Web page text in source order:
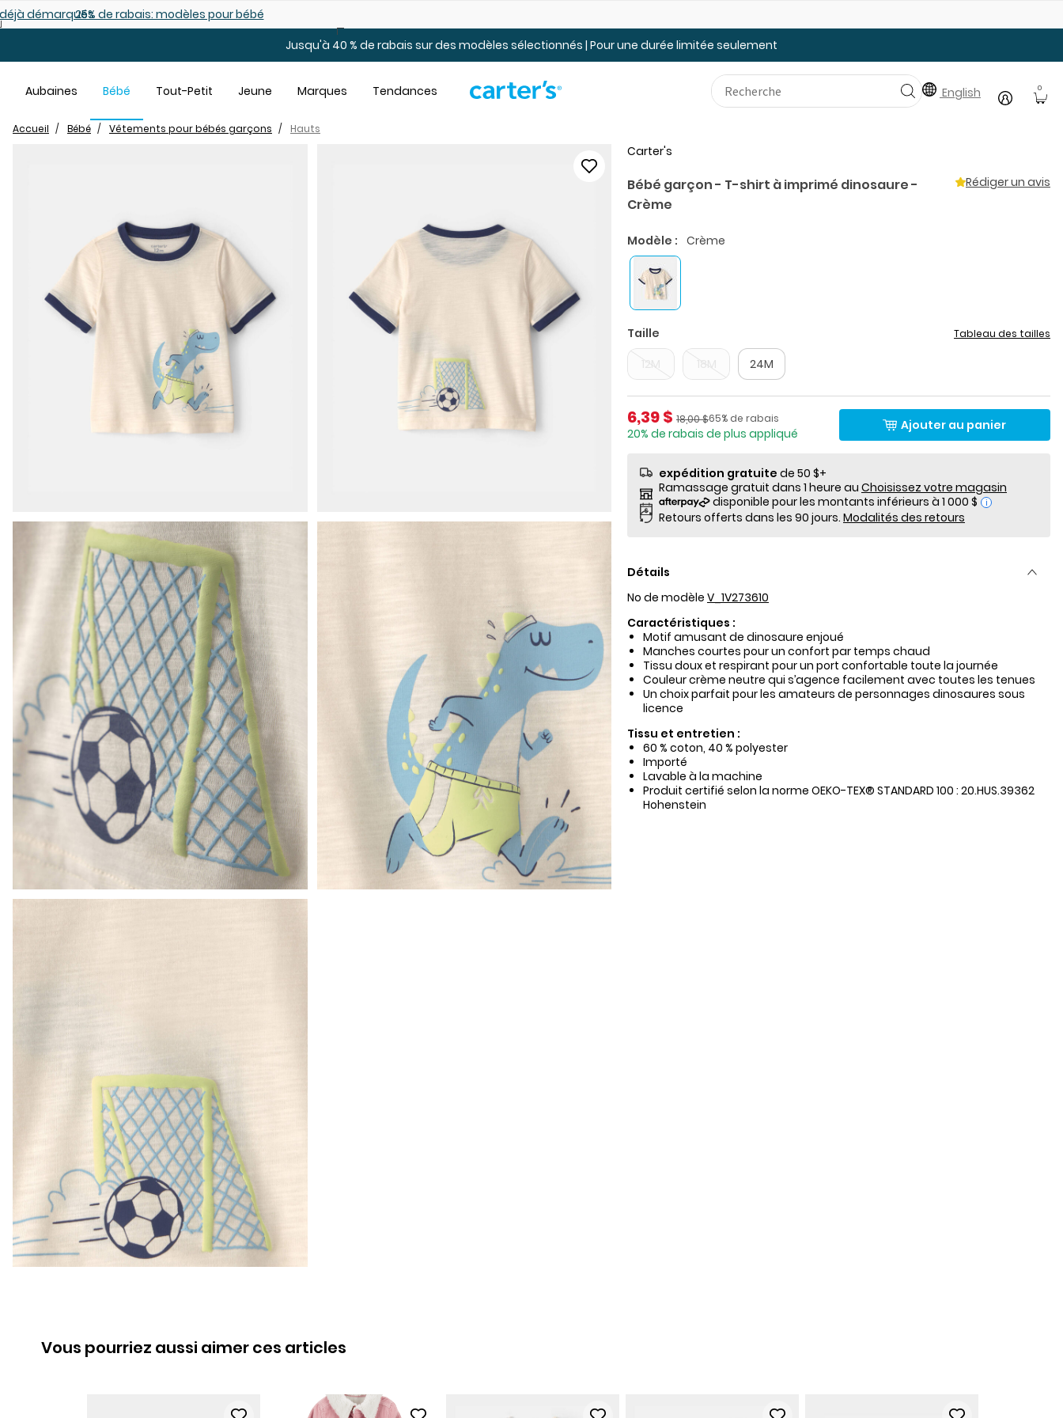
démarqués25% de rabais: modèles pour bébé
Jusqu'à 40 % de rabais sur des modèles sélectionnés | Pour une durée limitée seulement
Aubaines Bébé Tout-Petit Jeune Marques Tendances English 0
Accueil Bébé Vêtements pour bébés garçons Hauts
Carter's
Bébé garçon - T-shirt à imprimé dinosaure -
Crème
Rédiger un avis
Modèle : Crème
Taille Tableau des tailles
24M
Prix de solde
6,39 $ Pourcentage de rabais
65% de rabais
Prix ​​de détail suggéré par le fabricant
18,00 $
20% de rabais de plus appliqué
Ajouter au panier
expédition gratuite de 50 $+
Ramassage gratuit dans 1 heure au Choisissez votre magasin
i
Retours offerts dans les 90 jours. Modalités des retours
Détails
No de modèle V_1V273610
Caractéristiques :
Motif amusant de dinosaure enjoué
Manches courtes pour un confort par temps chaud
Tissu doux et respirant pour un port confortable toute la journée
Couleur crème neutre qui s’agence facilement avec toutes les tenues
Un choix parfait pour les amateurs de personnages dinosaures sous
licence
Tissu et entretien :
60 % coton, 40 % polyester
Importé
Lavable à la machine
Produit certifié selon la norme OEKO-TEX® STANDARD 100 : 20.HUS.39362
Hohenstein
Vous pourriez aussi aimer ces articles